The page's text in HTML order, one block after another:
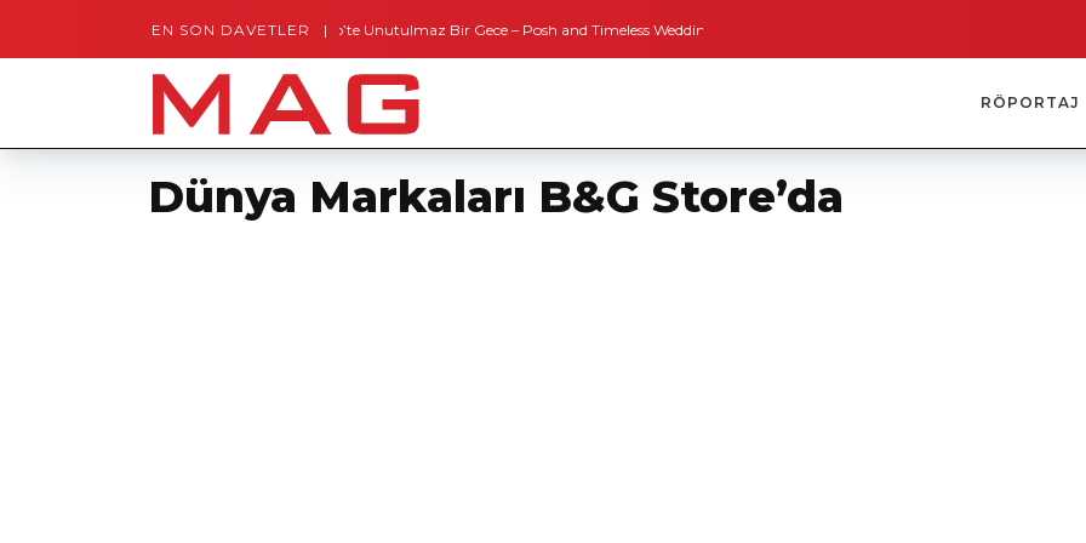
EN SON DAVETLER
Gaziantep’te Unutulmaz Bir Gece – Posh and Timeless Weddings Bodrum’dan İngiltere’ye Kısa Bir Yolculuk
RÖPORTAJ
Dünya Markaları B&G Store’da